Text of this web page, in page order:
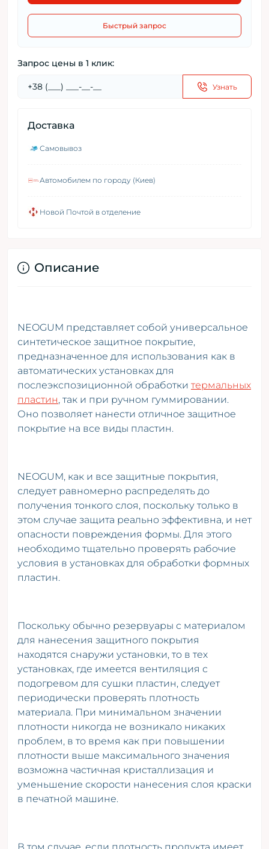
Быстрый запрос
Запрос цены в 1 клик:
Узнать
Доставка
Самовывоз
Автомобилем по городу (Киев)
Новой Почтой в отделение
Описание
NEOGUM представляет собой универсальное
синтетическое защитное покрытие,
предназначенное для использования как в
автоматических установках для
послеэкспозиционной обработки термальных
пластин, так и при ручном гуммировании.
Оно позволяет нанести отличное защитное
покрытие на все виды пластин.
NEOGUM, как и все защитные покрытия,
следует равномерно распределять до
получения тонкого слоя, поскольку только в
этом случае защита реально эффективна, и нет
опасности повреждения формы. Для этого
необходимо тщательно проверять рабочие
условия в установках для обработки формных
пластин.
Поскольку обычно резервуары с материалом
для нанесения защитного покрытия
находятся снаружи установки, то в тех
установках, где имеется вентиляция с
подогревом для сушки пластин, следует
периодически проверять плотность
материала. При минимальном значении
плотности никогда не возникало никаких
проблем, в то время как при повышении
плотности выше максимального значения
возможна частичная кристаллизация и
уменьшение скорости нанесения слоя краски
в печатной машине.